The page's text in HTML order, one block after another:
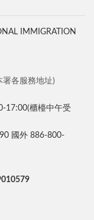
IMMIGRATION
署各服務地址)
17:00(櫃檯中午受
國外 886-800-